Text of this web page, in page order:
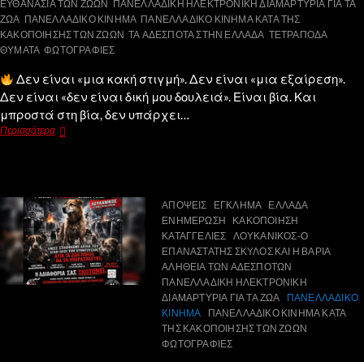
ΕΥΘΑΝΑΣΙΑ ΤΩΝ ΖΩΩΝ ΠΑΝΕΛΛΑΔΙΚΗ ΗΛΕΚΤΡΟΝΙΚΗ ΔΙΑΜΑΡΤΥΡΙΑ ΓΙΑ ΤΑ
ΖΩΑ ΠΑΝΕΛΛΑΔΙΚΟ ΚΙΝΗΜΑ ΠΑΝΕΛΛΑΔΙΚΟ ΚΙΝΗΜΑ ΚΑΤΑ ΤΗΣ
ΚΑΚΟΠΟΙΗΣΗΣ ΤΩΝ ΖΩΩΝ ΤΑ ΑΔΕΣΠΟΤΑ ΣΤΗΝ ΕΛΛΑΔΑ ΤΕΤΡΑΠΟΔΑ
ΘΥΜΑΤΑ ΦΩΤΟΓΡΑΦΙΕΣ
Δεν είναι «μια κακή στιγμή». Δεν είναι «μια εξαίρεση».
Δεν είναι «δεν είναι δική μου δουλειά». Είναι βία. Και
μπροστά στη βία, δεν υπάρχει…
Περισσότερα
ΑΠΟΨΕΙΣ ΕΓΚΛΗΜΑ ΕΛΛΑΔΑ
ΕΝΗΜΕΡΩΣΗ
ΚΑΚΟΠΟΙΗΣΗ
ΚΑΤΑΓΓΕΛΙΕΣ ΛΟΥΚΑΝΙΚΟΣ-Ο
ΕΠΑΝΑΣΤΑΤΗΣ ΣΚΥΛΟΣ ΚΑΙ Η ΒΑΡΙΑ
ΑΛΗΘΕΙΑ ΤΩΝ ΑΔΕΣΠΟΤΩΝ
ΠΑΝΕΛΛΑΔΙΚΗ ΗΛΕΚΤΡΟΝΙΚΗ
ΔΙΑΜΑΡΤΥΡΙΑ ΓΙΑ ΤΑ ΖΩΑ
ΠΑΝΕΛΛΑΔΙΚΟ
ΚΙΝΗΜΑ
ΠΑΝΕΛΛΑΔΙΚΟ ΚΙΝΗΜΑ ΚΑΤΑ
ΤΗΣ ΚΑΚΟΠΟΙΗΣΗΣ ΤΩΝ ΖΩΩΝ
ΦΩΤΟΓΡΑΦΙΕΣ